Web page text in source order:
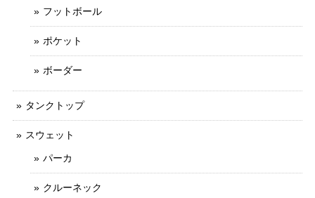
フットボール
ポケット
ボーダー
タンクトップ
スウェット
パーカ
クルーネック